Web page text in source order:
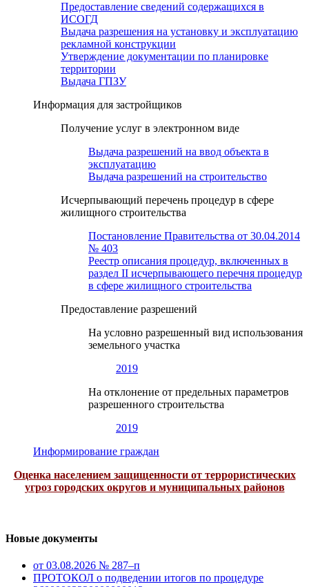
Предоставление сведений содержащихся в
ИСОГД
Выдача разрешения на установку и эксплуатацию
рекламной конструкции
Утверждение документации по планировке
территории
Выдача ГПЗУ
Информация для застройщиков
Получение услуг в электронном виде
Выдача разрешений на ввод объекта в
эксплуатацию
Выдача разрешений на строительство
Исчерпывающий перечень процедур в сфере
жилищного строительства
Постановление Правительства от 30.04.2014
№ 403
Реестр описания процедур, включенных в
раздел II исчерпывающего перечня процедур
в сфере жилищного строительства
Предоставление разрешений
На условно разрешенный вид использования
земельного участка
2019
На отклонение от предельных параметров
разрешенного строительства
2019
Информирование граждан
Оценка населением защищенности от террористических
угроз городских округов и муниципальных районов
Новые документы
от 03.08.2026 № 287–п
ПРОТОКОЛ о подведении итогов по процедуре